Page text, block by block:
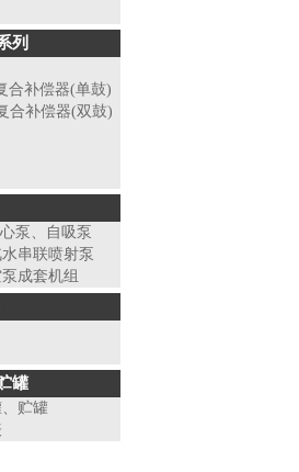
列
合补偿器(单鼓)
合补偿器(双鼓)
泵、自吸泵
串联喷射泵
成套机组
罐
贮罐